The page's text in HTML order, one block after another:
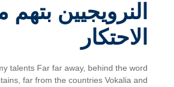
النرويجيين
الاحتكار
talents Far far away, behind the word
far from the countries Vokalia and